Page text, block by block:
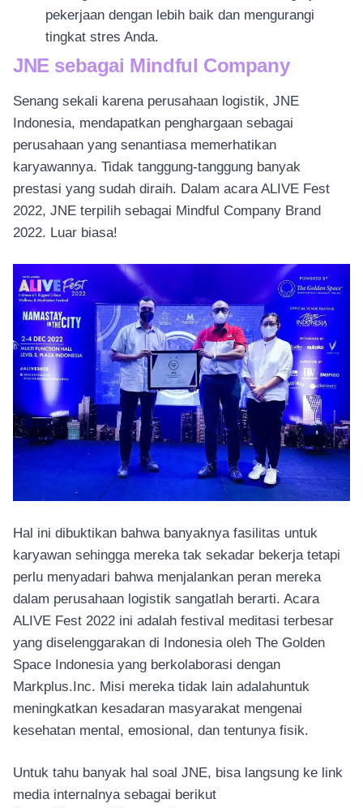
pekerjaan dengan lebih baik dan mengurangi
tingkat stres Anda.
JNE sebagai Mindful Company
Senang sekali karena perusahaan logistik, JNE
Indonesia, mendapatkan penghargaan sebagai
perusahaan yang senantiasa memerhatikan
karyawannya. Tidak tanggung-tanggung banyak
prestasi yang sudah diraih. Dalam acara ALIVE Fest
2022, JNE terpilih sebagai Mindful Company Brand
2022. Luar biasa!
Hal ini dibuktikan bahwa banyaknya fasilitas untuk
karyawan sehingga mereka tak sekadar bekerja tetapi
perlu menyadari bahwa menjalankan peran mereka
dalam perusahaan logistik sangatlah berarti. Acara
ALIVE Fest 2022 ini adalah festival meditasi terbesar
yang diselenggarakan di Indonesia oleh The Golden
Space Indonesia yang berkolaborasi dengan
Markplus.Inc. Misi mereka tidak lain adalahuntuk
meningkatkan kesadaran masyarakat mengenai
kesehatan mental, emosional, dan tentunya fisik.
Untuk tahu banyak hal soal JNE, bisa langsung ke link
media internalnya sebagai berikut